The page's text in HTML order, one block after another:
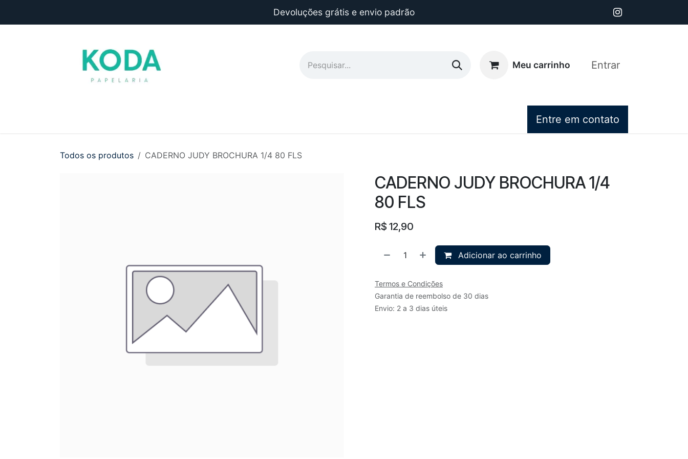
Devoluções grátis e envio padrão
Meu carrinho Entrar
Entre em contato
Todos os produtos CADERNO JUDY BROCHURA 1/4 80 FLS
CADERNO JUDY BROCHURA 1/4
80 FLS
R$ 12,90
Adicionar ao carrinho
Termos e Condições
Garantia de reembolso de 30 dias
Envio: 2 a 3 dias úteis